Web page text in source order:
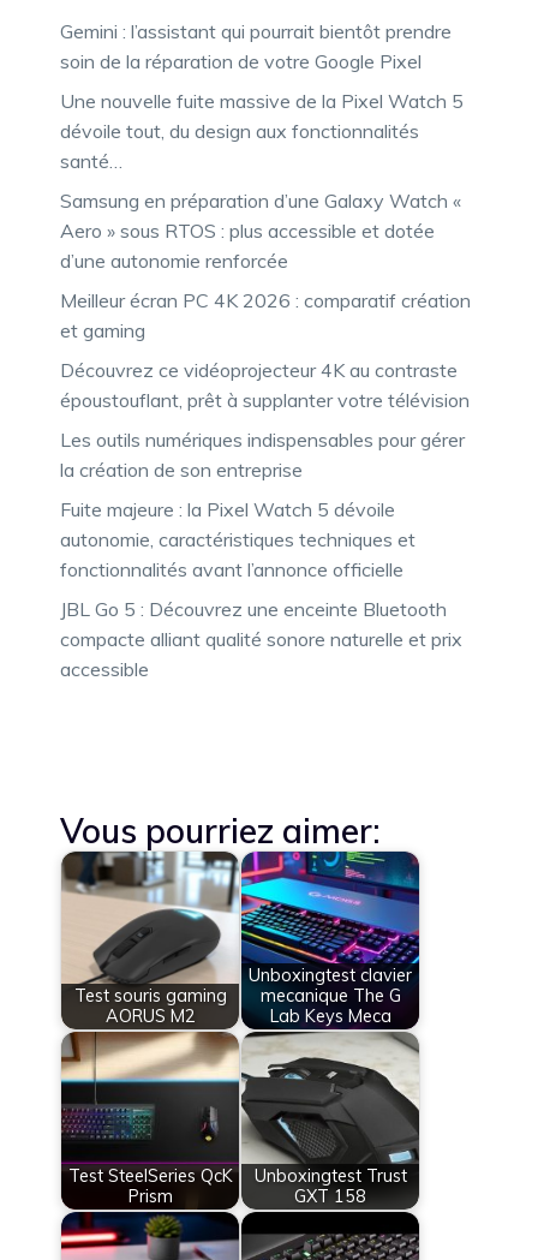
Gemini : l’assistant qui pourrait bientôt prendre
soin de la réparation de votre Google Pixel
Une nouvelle fuite massive de la Pixel Watch 5
dévoile tout, du design aux fonctionnalités
santé…
Samsung en préparation d’une Galaxy Watch «
Aero » sous RTOS : plus accessible et dotée
d’une autonomie renforcée
Meilleur écran PC 4K 2026 : comparatif création
et gaming
Découvrez ce vidéoprojecteur 4K au contraste
époustouflant, prêt à supplanter votre télévision
Les outils numériques indispensables pour gérer
la création de son entreprise
Fuite majeure : la Pixel Watch 5 dévoile
autonomie, caractéristiques techniques et
fonctionnalités avant l’annonce officielle
JBL Go 5 : Découvrez une enceinte Bluetooth
compacte alliant qualité sonore naturelle et prix
accessible
Vous pourriez aimer:
Test souris gaming
AORUS M2
Unboxingtest clavier
mecanique The G
Lab Keys Meca
Test SteelSeries QcK
Prism
Unboxingtest Trust
GXT 158